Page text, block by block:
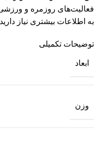
فعالیت‌های روزمره و ورزشی
به اطلاعات بیشتری نیاز
توضیحات تکمیلی
ابعاد
وزن